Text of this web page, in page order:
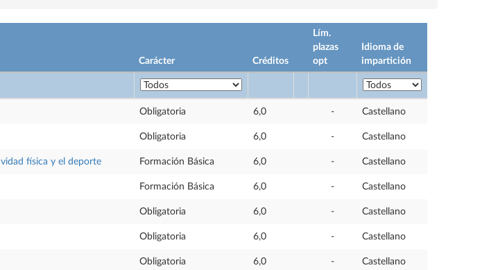
Carácter Créditos
Lím.
plazas
opt
Idioma de
impartición
Obligatoria 6,0 - Castellano
Obligatoria 6,0 - Castellano
física y el deporte Formación Básica 6,0 - Castellano
Formación Básica 6,0 - Castellano
Obligatoria 6,0 - Castellano
Obligatoria 6,0 - Castellano
Obligatoria 6,0 - Castellano